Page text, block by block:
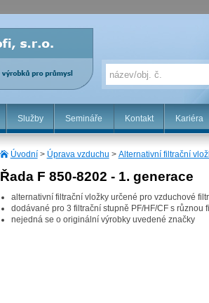
Služby Semináře Kontakt Kariéra
Úvodní> Úprava vzduchu > Alternativní filtrační
Řada F 850-8202 - 1. generace
alternativní filtrační vložky určené pro vzduchové
dodávané pro 3 filtrační stupně PF/HF/CF s různou
nejedná se o originální výrobky uvedené značky